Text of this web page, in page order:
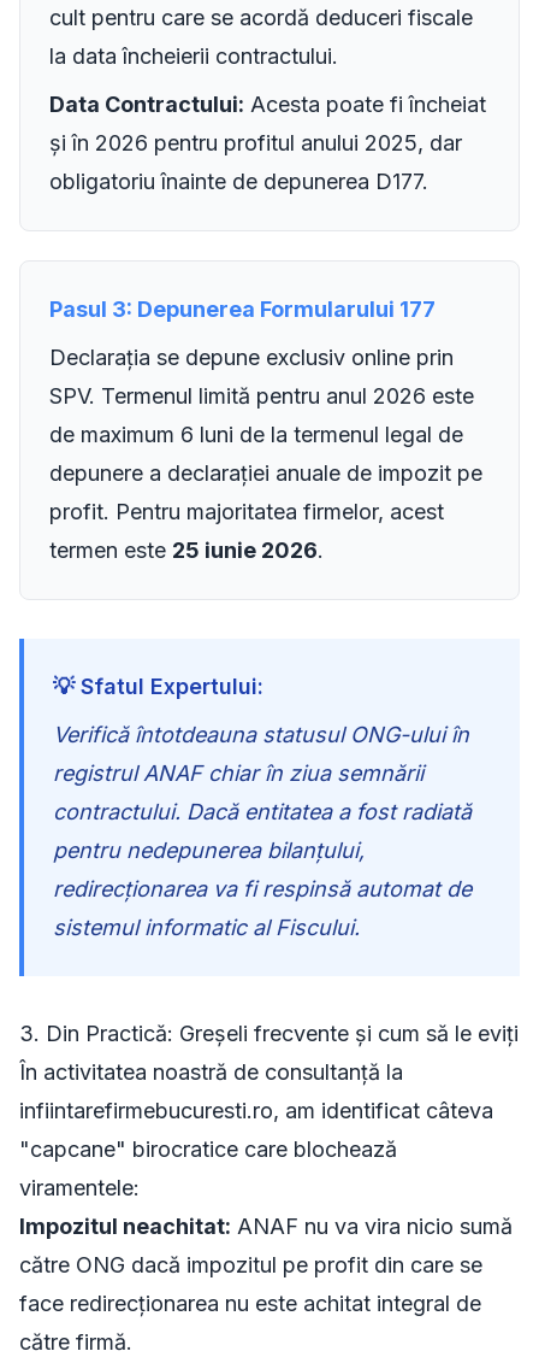
cult pentru care se acordă deduceri fiscale
la data încheierii contractului.
Data Contractului: Acesta poate fi încheiat
și în 2026 pentru profitul anului 2025, dar
obligatoriu înainte de depunerea D177.
Pasul 3: Depunerea Formularului 177
Declarația se depune exclusiv online prin
SPV. Termenul limită pentru anul 2026 este
de maximum 6 luni de la termenul legal de
depunere a declarației anuale de impozit pe
profit. Pentru majoritatea firmelor, acest
termen este 25 iunie 2026.
💡 Sfatul Expertului:
Verifică întotdeauna statusul ONG-ului în
registrul ANAF chiar în ziua semnării
contractului. Dacă entitatea a fost radiată
pentru nedepunerea bilanțului,
redirecționarea va fi respinsă automat de
sistemul informatic al Fiscului.
3. Din Practică: Greșeli frecvente și cum să le eviți
În activitatea noastră de consultanță la
infiintarefirmebucuresti.ro, am identificat câteva
"capcane" birocratice care blochează
viramentele:
Impozitul neachitat: ANAF nu va vira nicio sumă
către ONG dacă impozitul pe profit din care se
face redirecționarea nu este achitat integral de
către firmă.